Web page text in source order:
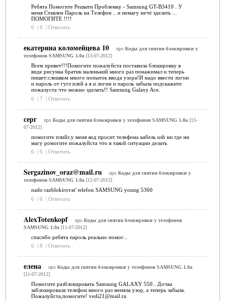
Ребята Помогите Решыти Проблемку - Samsung GT-B3410 . У
меня Ставлен Пароль на Телефон .. и немагу нечё зделать ...
ПОМОГИТЕ !!!!
6
| 6 | Ответить
екатерина коломейцева 10 про Коды для снятия блокировки у
телефонов SAMSUNG 1.0a[13-07-2012]
Всем привет!!!Помогите пожалуйста поставила блокировку в
виде рисунка братик маленький много раз понажимал и теперь
пишет:слишком много попыток ввода узора!И надо ввести логин
и пароль от гугл плей а я и логин и пароль забыла подскажите
пожалуста что можно зделать!! Samsung Galaxy Ace.
6
| 7 | Ответить
серг про Коды для снятия блокировки у телефонов SAMSUNG 1.0a[13-
07-2012]
помогите плийз у меня код просит телефона кабель usb ни где ни
магу ромогите пожалуйста что в такой ситуации делать
6
| 6 | Ответить
Sergazinov_oraz@mail.ru про Коды для снятия блокировки у
телефонов SAMSUNG 1.0a[12-07-2012]
nado razblokirovat' telefon SAMSUNG young 5360
6
| 6 | Ответить
AlexTotenkopf про Коды для снятия блокировки у телефонов
SAMSUNG 1.0a[11-07-2012]
спасибо ребята пароль реально помог...
6
| 8 | Ответить
елена про Коды для снятия блокировки у телефонов SAMSUNG 1.0a
[11-07-2012]
Помогите разблокировать Samsung GALAXY 550.. Дочка
заблокировала телефон много раз меняла узор, а теперь забыла.
Пожалуйста,помогите! vedi21@mail.ru